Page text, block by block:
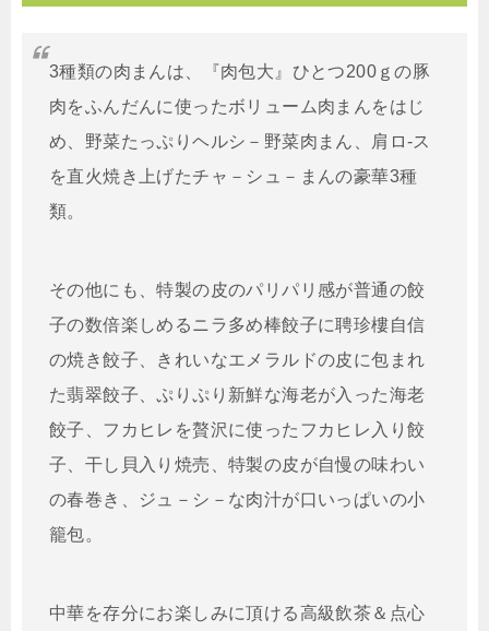
3種類の肉まんは、『肉包大』ひとつ200ｇの豚
肉をふんだんに使ったボリューム肉まんをはじ
め、野菜たっぷりヘルシ－野菜肉まん、肩ロ-ス
を直火焼き上げたチャ－シュ－まんの豪華3種
類。
その他にも、特製の皮のパリパリ感が普通の餃
子の数倍楽しめるニラ多め棒餃子に聘珍樓自信
の焼き餃子、きれいなエメラルドの皮に包まれ
た翡翠餃子、ぷりぷり新鮮な海老が入った海老
餃子、フカヒレを贅沢に使ったフカヒレ入り餃
子、干し貝入り焼売、特製の皮が自慢の味わい
の春巻き、ジュ－シ－な肉汁が口いっぱいの小
籠包。
中華を存分にお楽しみに頂ける高級飲茶＆点心